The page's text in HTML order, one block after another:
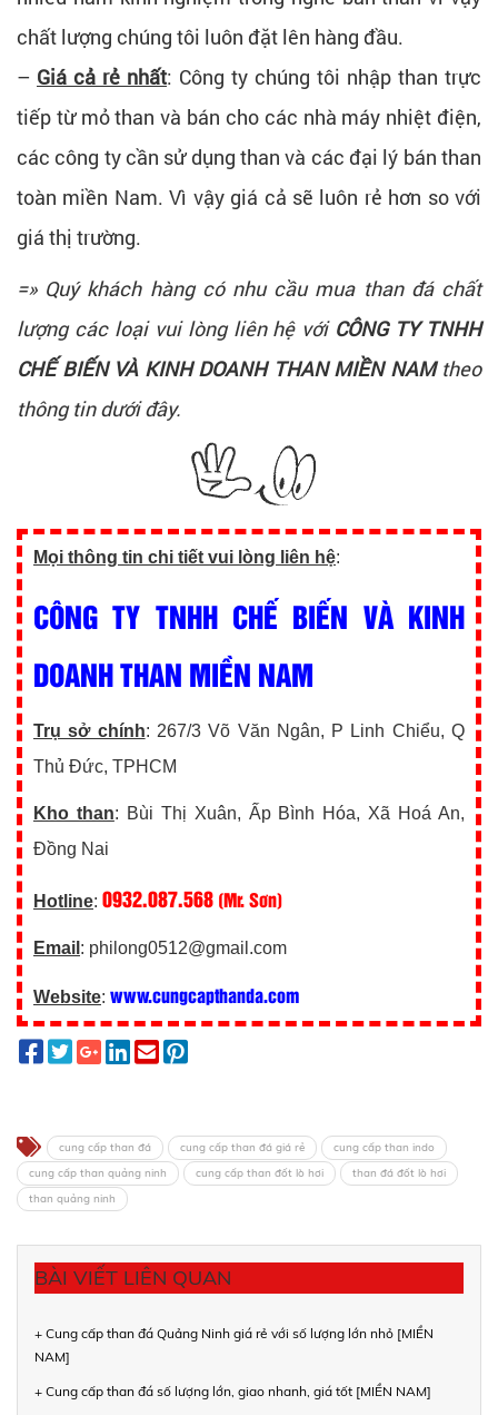
chất lượng chúng tôi luôn đặt lên hàng đầu.
– Giá cả rẻ nhất: Công ty chúng tôi nhập than trực
tiếp từ mỏ than và bán cho các nhà máy nhiệt điện,
các công ty cần sử dụng than và các đại lý bán than
toàn miền Nam. Vì vậy giá cả sẽ luôn rẻ hơn so với
giá thị trường.
=» Quý khách hàng có nhu cầu mua than đá chất
lượng các loại vui lòng liên hệ với CÔNG TY TNHH
CHẾ BIẾN VÀ KINH DOANH THAN MIỀN NAMtheo
thông tin dưới đây.
Mọi thông tin chi tiết vui lòng liên hệ:
CÔNG TY TNHH CHẾ BIẾN VÀ KINH
DOANH THAN MIỀN NAM
Trụ sở chính: 267/3 Võ Văn Ngân, P Linh Chiểu, Q
Thủ Đức, TPHCM
Kho than: Bùi Thị Xuân, Ấp Bình Hóa, Xã Hoá An,
Đồng Nai
Hotline: 0932.087.568 (Mr. Sơn)
Email : philong0512@gmail.com
Website: www.cungcapthanda.com
cung cấp than đá cung cấp than đá giá rẻ
cung cấp than indo
cung cấp than quảng ninh
cung cấp than đốt lò hơi
than đá đốt lò hơi
than quảng ninh
BÀI VIẾT LIÊN QUAN
+ Cung cấp than đá Quảng Ninh giá rẻ với số lượng lớn nhỏ [MIỀN
NAM]
+ Cung cấp than đá số lượng lớn, giao nhanh, giá tốt [MIỀN NAM]